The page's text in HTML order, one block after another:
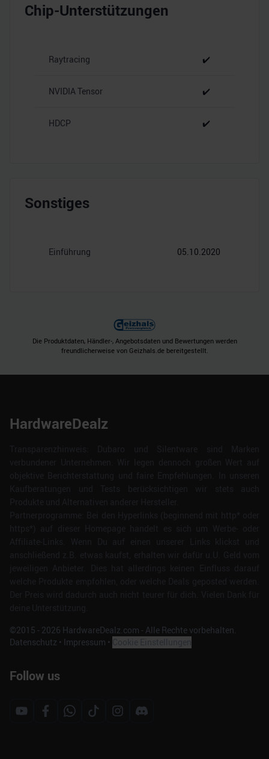
Chip-Unterstützungen
Raytracing ✔️
NVIDIA Tensor ✔️
HDCP ✔️
Sonstiges
Einführung 05.10.2020
Die Produktdaten, Händler-, Angebotsdaten und Bewertungen werden
freundlicherweise von Geizhals.de bereitgestellt.
HardwareDealz
©2015 - 2026 HardwareDealz.com - Alle Rechte vorbehalten.
Datenschutz • Impressum •
Follow us